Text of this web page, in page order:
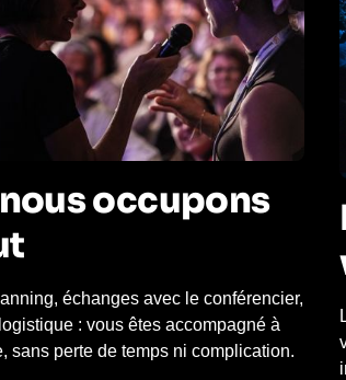
occupons
échanges avec le conférencier,
: vous êtes accompagné à
sans perte de temps ni complication.